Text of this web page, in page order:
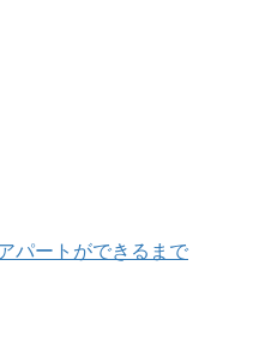
パートができるまで